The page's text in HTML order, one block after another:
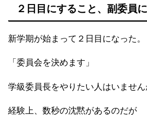
２日目にすること、副委員
新学期が始まって２日目になった。
「委員会を決めます」
学級委員長をやりたい人はいません
経験上、数秒の沈黙があるのだが